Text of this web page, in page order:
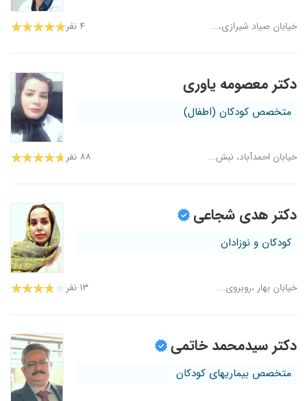
خیابان صیاد شیرازی،... ۴ نفر
دکتر معصومه یاوری
متخصص کودکان (اطفال)
خیابان احمدآباد، نبش... ۸۸ نفر
دکتر هدی شجاعی
کودکان و نوزادان
خیابان بهار ،روبروی... ۱۳ نفر
دکتر سیدمحمد خاتمی
متخصص بیماریهای کودکان